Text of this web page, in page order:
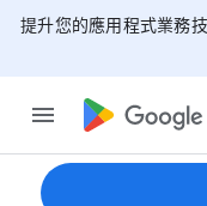
提升您的應用程式業務